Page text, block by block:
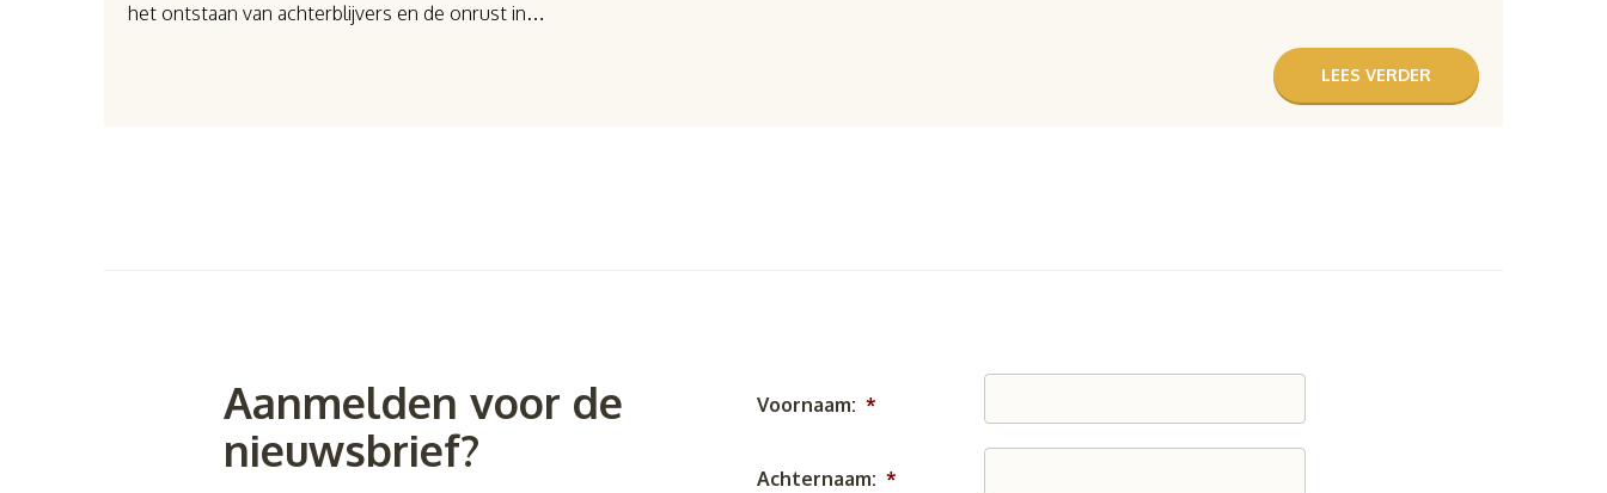
het ontstaan van achterblijvers en de onrust in…
LEES VERDER
Aanmelden voor de
nieuwsbrief?
Voornaam: *
Achternaam: *